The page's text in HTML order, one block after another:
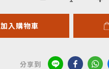
加入購物車
分享到